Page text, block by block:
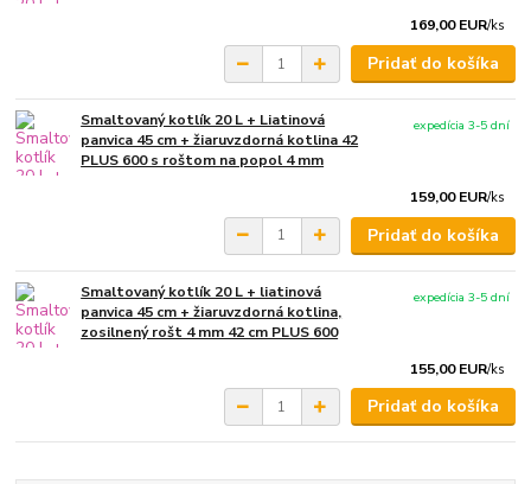
169,00 EUR/ks
Pridať do košíka
Smaltovaný kotlík 20 L + Liatinová
panvica 45 cm + žiaruvzdorná kotlina 42
PLUS 600 s roštom na popol 4 mm
159,00 EUR/ks
expedícia 3-5 dní
Pridať do košíka
Smaltovaný kotlík 20 L + liatinová
panvica 45 cm + žiaruvzdorná kotlina,
zosilnený rošt 4 mm 42 cm PLUS 600
155,00 EUR/ks
expedícia 3-5 dní
Pridať do košíka